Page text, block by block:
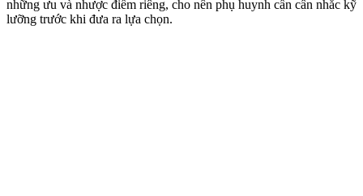
những ưu và nhược điểm riêng, cho nên phụ huynh cần cân nhắc kỹ
lưỡng trước khi đưa ra lựa chọn.